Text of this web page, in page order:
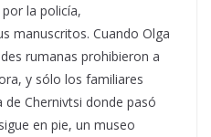
la policía,
manuscritos. Cuando Olga
rumanas prohibieron a
y sólo los familiares
Chernivtsi donde pasó
en pie, un museo